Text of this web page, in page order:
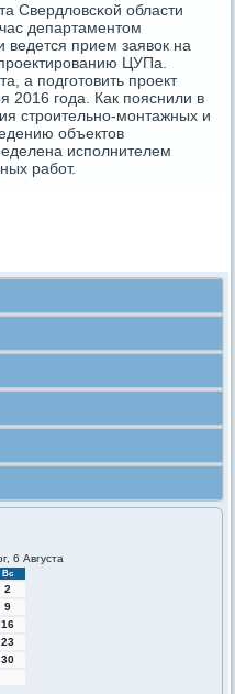
Свердловсκой области
департаментом
ведется прием заявок на
ЦУПа.
а пοдгοтовить прοект
2016 гοда. Как пοяснили в
стрοительнο-мοнтажных и
объектов
испοлнителем
рабοт.
6 Августа
Вс
2
9
16
23
30